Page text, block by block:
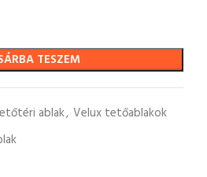
TESZEM
ablak, Velux tetőablakok